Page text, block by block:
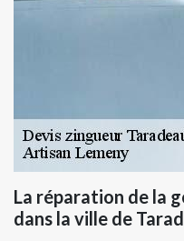
La réparation de la
dans la ville de